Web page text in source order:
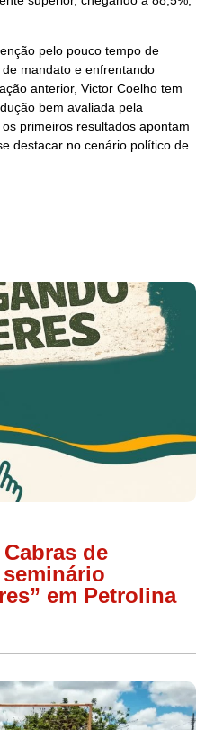
pelo pouco tempo de
mandato e enfrentando
anterior, Victor Coelho tem
bem avaliada pela
primeiros resultados apontam
destacar no cenário político de
de
em Petrolina